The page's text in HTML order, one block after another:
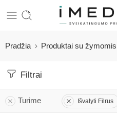
Pradžia Produktai su
Filtrai
Turime Išvalyti Filrus